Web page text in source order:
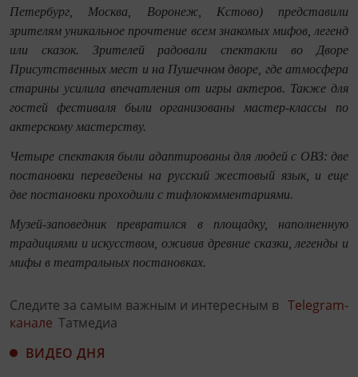
Петербург, Москва, Воронеж, Кстово) представили
зрителям уникальное прочтение всем знакомых мифов, легенд
или сказок. Зрителей радовали спектакли во Дворе
Присутственных мест и на Пушечном дворе, где атмосфера
старины усилила впечатления от игры актеров. Также для
гостей фестиваля были организованы мастер-классы по
актерскому мастерству.
Четыре спектакля были адаптированы для людей с ОВЗ: две
постановки переведены на русский жестовый язык, и еще
две постановки проходили с тифлокомментариями.
Музей-заповедник превратился в площадку, наполненную
традициями и искусством, оживив древние сказки, легенды и
мифы в театральных постановках.
Следите за самым важным и интересным в Telegram-
канале Татмедиа
ВИДЕО ДНЯ